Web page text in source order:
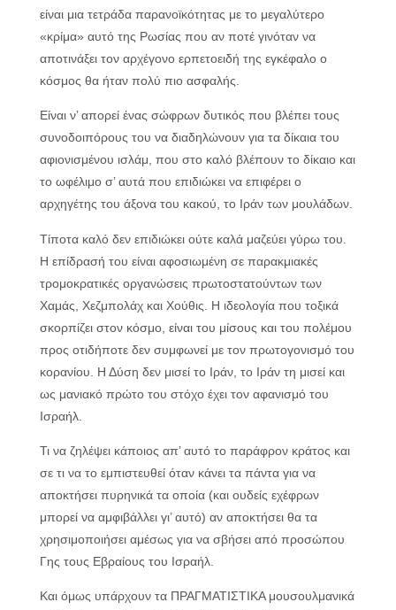
είναι μια τετράδα παρανοϊκότητας με το μεγαλύτερο
«κρίμα» αυτό της Ρωσίας που αν ποτέ γινόταν να
αποτινάξει τον αρχέγονο ερπετοειδή της εγκέφαλο ο
κόσμος θα ήταν πολύ πιο ασφαλής.
Είναι ν’ απορεί ένας σώφρων δυτικός που βλέπει τους
συνοδοιπόρους του να διαδηλώνουν για τα δίκαια του
αφιονισμένου ισλάμ, που στο καλό βλέπουν το δίκαιο και
το ωφέλιμο σ’ αυτά που επιδιώκει να επιφέρει ο
αρχηγέτης του άξονα του κακού, το Ιράν των μουλάδων.
Τίποτα καλό δεν επιδιώκει ούτε καλά μαζεύει γύρω του.
Η επίδρασή του είναι αφοσιωμένη σε παρακμιακές
τρομοκρατικές οργανώσεις πρωτοστατούντων των
Χαμάς, Χεζμπολάχ και Χούθις. Η ιδεολογία που τοξικά
σκορπίζει στον κόσμο, είναι του μίσους και του πολέμου
προς οτιδήποτε δεν συμφωνεί με τον πρωτογονισμό του
κορανίου. Η Δύση δεν μισεί το Ιράν, το Ιράν τη μισεί και
ως μανιακό πρώτο του στόχο έχει τον αφανισμό του
Ισραήλ.
Τι να ζηλέψει κάποιος απ’ αυτό το παράφρον κράτος και
σε τι να το εμπιστευθεί όταν κάνει τα πάντα για να
αποκτήσει πυρηνικά τα οποία (και ουδείς εχέφρων
μπορεί να αμφιβάλλει γι’ αυτό) αν αποκτήσει θα τα
χρησιμοποιήσει αμέσως για να σβήσει από προσώπου
Γης τους Εβραίους του Ισραήλ.
Και όμως υπάρχουν τα ΠΡΑΓΜΑΤΙΣΤΙΚΑ μουσουλμανικά